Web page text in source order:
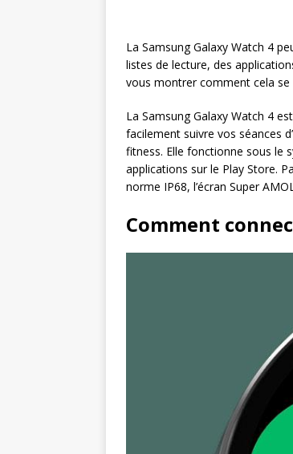
La Samsung Galaxy Watch 4
listes de lecture, des
vous montrer comment cela se
La Samsung Galaxy Watch 4
facilement suivre vos séances
fitness. Elle fonctionne sous le
applications sur le Play Store.
norme IP68, l’écran Super
Comment